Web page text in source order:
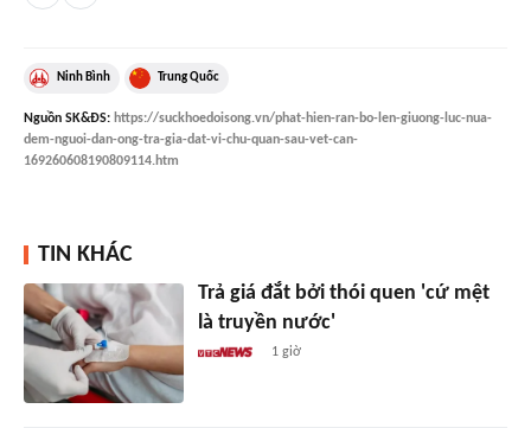
Ninh Bình Trung Quốc
Nguồn SK&ĐS: https://suckhoedoisong.vn/phat-hien-ran-bo-len-giuong-luc-nua-
dem-nguoi-dan-ong-tra-gia-dat-vi-chu-quan-sau-vet-can-
169260608190809114.htm
TIN KHÁC
Trả giá đắt bởi thói quen 'cứ mệt
là truyền nước'
1 giờ